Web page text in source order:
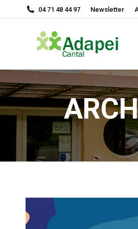
04 71 48 44 97 Newsletter
Accueil